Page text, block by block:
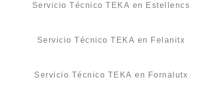
Servicio Técnico TEKA en Estellencs
Servicio Técnico TEKA en Felanitx
Servicio Técnico TEKA en Fornalutx